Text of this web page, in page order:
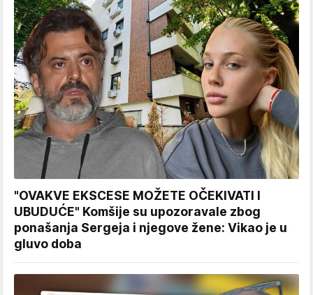
"OVAKVE EKSCESE MOŽETE OČEKIVATI I
UBUDUĆE" Komšije su upozoravale zbog
ponašanja Sergeja i njegove žene: Vikao je u
gluvo doba